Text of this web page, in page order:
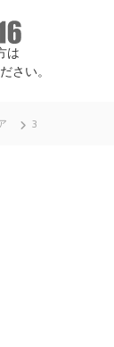
は
さい。
3